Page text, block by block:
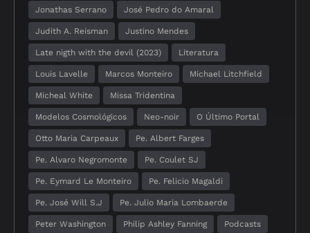
Jonathas Serrano José Pedro do Amaral
Judith A. Reisman Justino Mendes
Late nigth with the devil (2023) Literatura
Louis Lavelle Marcos Monteiro Michael Litchfield
Micheal White Missa Tridentina
Modelos Cosmológicos Neo-noir O Último Portal
Otto Maria Carpeaux Pe. Albert Farges
Pe. Alvaro Negromonte Pe. Coulet SJ
Pe. Eymard Le Monteiro Pe. Felicio Magaldi
Pe. José Will S.J Pe. Julio Maria Lombaerde
Peter Washington Philip Ashley Fanning Podcasts